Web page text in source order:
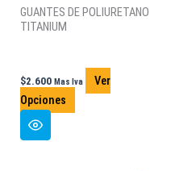
GUANTES DE POLIURETANO
TITANIUM
$2.600 Mas Iva
Ver
Opciones